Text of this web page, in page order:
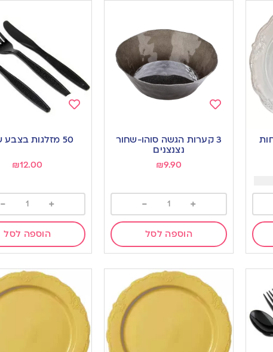
to
wishlist
3 קערות הגשה סוהו-שחור
נצנצנים
₪9.90
+
-
הוספה לסל
50 מזלגות בצבע שחור
₪12.00
+
-
הוספה לסל